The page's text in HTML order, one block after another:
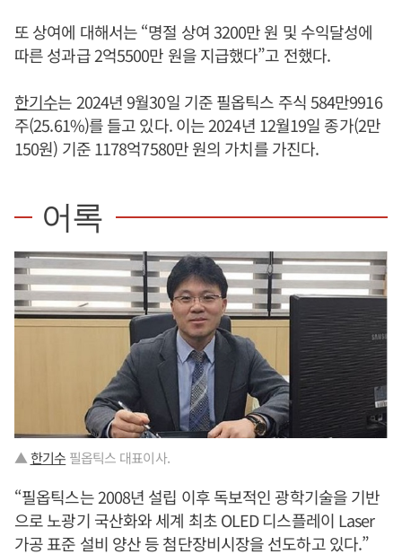
또 상여에 대해서는 “명절 상여 3200만 원 및 수익달성에
따른 성과급 2억5500만 원을 지급했다”고 전했다.
한기수는 2024년 9월30일 기준 필옵틱스 주식 584만9916
주(25.61%)를 들고 있다. 이는 2024년 12월19일 종가(2만
150원) 기준 1178억7580만 원의 가치를 가진다.
어록
▲한기수 필옵틱스 대표이사.
“필옵틱스는 2008년 설립 이후 독보적인 광학기술을 기반
으로 노광기 국산화와 세계 최초 OLED 디스플레이 Laser
가공 표준 설비 양산 등 첨단장비시장을 선도하고 있다.”